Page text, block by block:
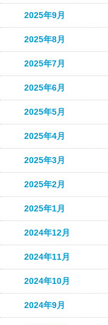
2025年9月
2025年8月
2025年7月
2025年6月
2025年5月
2025年4月
2025年3月
2025年2月
2025年1月
2024年12月
2024年11月
2024年10月
2024年9月